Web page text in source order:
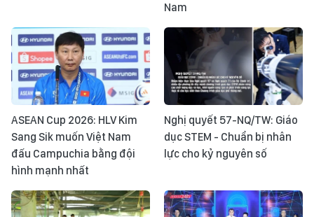
Nam
ASEAN Cup 2026: HLV Kim
Sang Sik muốn Việt Nam
đấu Campuchia bằng đội
hình mạnh nhất
Nghị quyết 57-NQ/TW: Giáo
dục STEM - Chuẩn bị nhân
lực cho kỷ nguyên số